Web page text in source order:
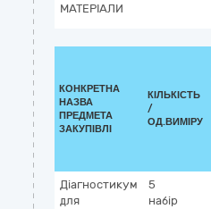
МАТЕРІАЛИ
КОНКРЕТНА
НАЗВА
ПРЕДМЕТА
ЗАКУПІВЛІ
КІЛЬКІСТЬ
/
ОД.ВИМІРУ
Діагностикум
для
5
набір